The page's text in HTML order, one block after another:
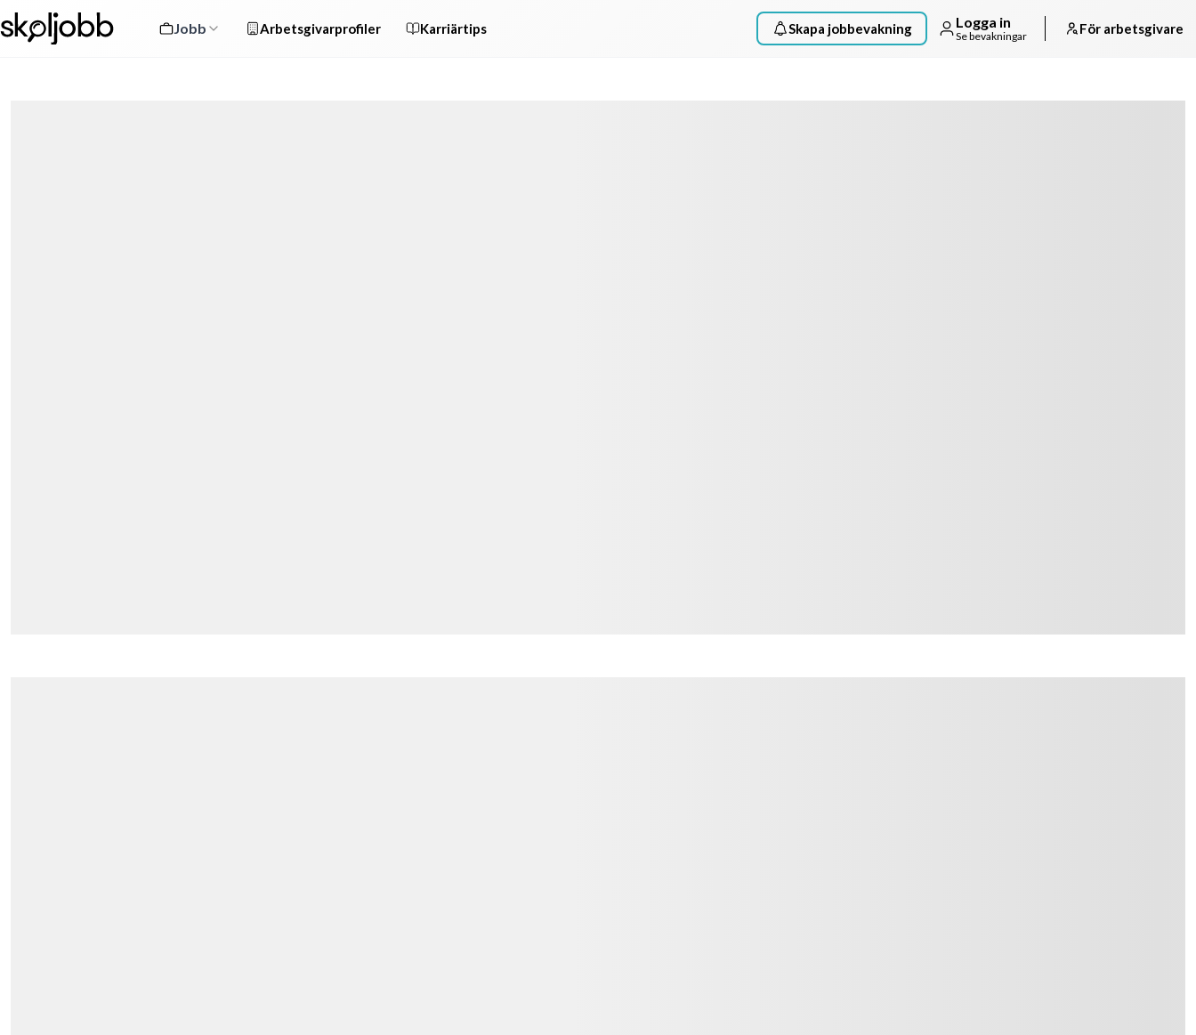
Jobb Arbetsgivarprofiler Karriärtips Skapa jobbevakning Logga in
Se bevakningar För arbetsgivare